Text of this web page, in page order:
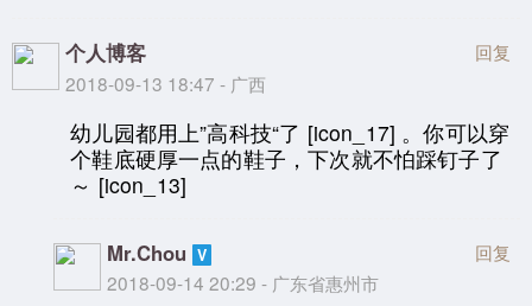
个人博客
2018-09-13 18:47 - 广西
回复
幼儿园都用上”高科技“了 [icon_17] 。你可以穿
个鞋底硬厚一点的鞋子，下次就不怕踩钉子了
～ [icon_13]
Mr.Chou
2018-09-14 20:29 - 广东省惠州市
回复